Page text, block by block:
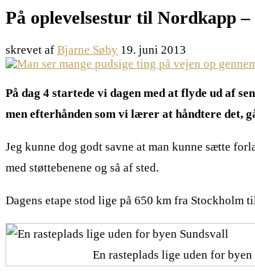
På oplevelsestur til Nordkapp –
skrevet af Bjarne Søby 19. juni 2013
På dag 4 startede vi dagen med at flyde ud af
men efterhånden som vi lærer at håndtere det,
Jeg kunne dog godt savne at man kunne sætte
med støttebenene og så af sted.
Dagens etape stod lige på 650 km fra Stockholm
En rasteplads lige uden for